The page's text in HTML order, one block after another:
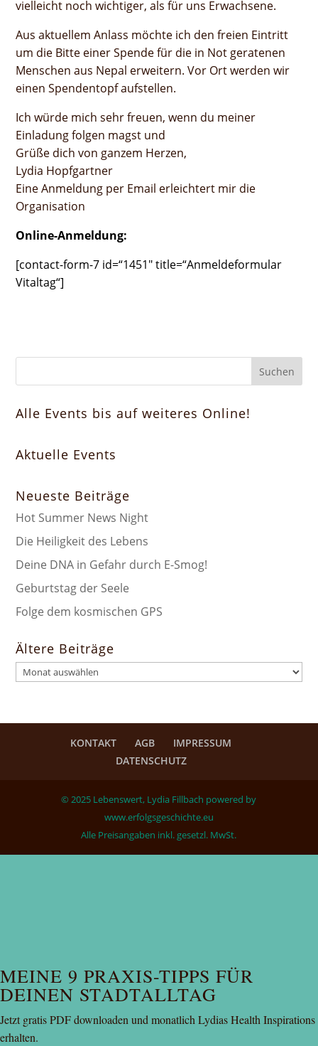
vielleicht noch wichtiger, als für uns Erwachsene.
Aus aktuellem Anlass möchte ich den freien Eintritt
um die Bitte einer Spende für die in Not geratenen
Menschen aus Nepal erweitern. Vor Ort werden wir
einen Spendentopf aufstellen.
Ich würde mich sehr freuen, wenn du meiner
Einladung folgen magst und
Grüße dich von ganzem Herzen,
Lydia Hopfgartner
Eine Anmeldung per Email erleichtert mir die
Organisation
Online-Anmeldung:
[contact-form-7 id=“1451″ title=“Anmeldeformular
Vitaltag“]
Alle Events bis auf weiteres Online!
Aktuelle Events
Neueste Beiträge
Hot Summer News Night
Die Heiligkeit des Lebens
Deine DNA in Gefahr durch E-Smog!
Geburtstag der Seele
Folge dem kosmischen GPS
Ältere Beiträge
Ältere
KONTAKT AGB
IMPRESSUM
DATENSCHUTZ
© 2025 Lebenswert, Lydia Fillbach powered by
www.erfolgsgeschichte.eu
Alle Preisangaben inkl. gesetzl. MwSt.
MEINE 9 PRAXIS-TIPPS FÜR
DEINEN STADTALLTAG
Jetzt gratis PDF downloaden und monatlich Lydias Health Inspirations
erhalten.